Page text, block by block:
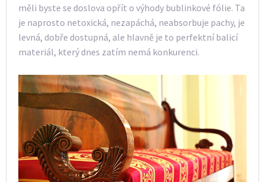
měli byste se doslova opřít o výhody bublinkové fólie. Ta
je naprosto netoxická, nezapáchá, neabsorbuje pachy, je
levná, dobře dostupná, ale hlavně je to perfektní balicí
materiál, který dnes zatím nemá konkurenci.